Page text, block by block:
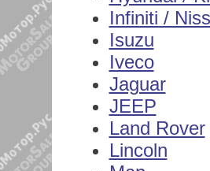
Infiniti /
Isuzu
Iveco
Jaguar
JEEP
Land Rover
Lincoln